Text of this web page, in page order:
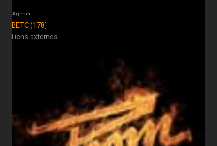
Agence
BETC (178)
Liens externes